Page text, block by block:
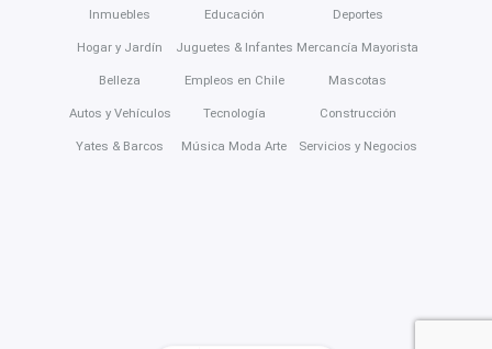
Inmuebles
Hogar y Jardín
Belleza
Autos y Vehículos
Yates & Barcos
Educación
Juguetes & Infantes
Empleos en Chile
Tecnología
Música Moda Arte
Deportes
Mercancía Mayorista
Mascotas
Construcción
Servicios y Negocios